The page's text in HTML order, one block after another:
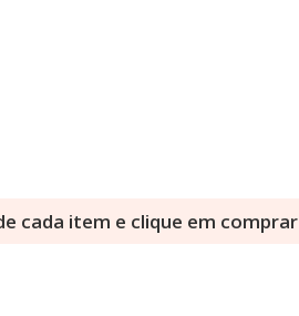
cada item e clique em comprar